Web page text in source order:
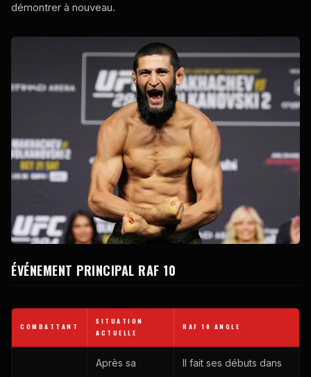
démontrer à nouveau.
ÉVÉNEMENT PRINCIPAL RAF 10
COMBATTANT
SITUATION
ACTUELLE
RAF 10 ANGLE
Après sa
Il fait ses débuts dans